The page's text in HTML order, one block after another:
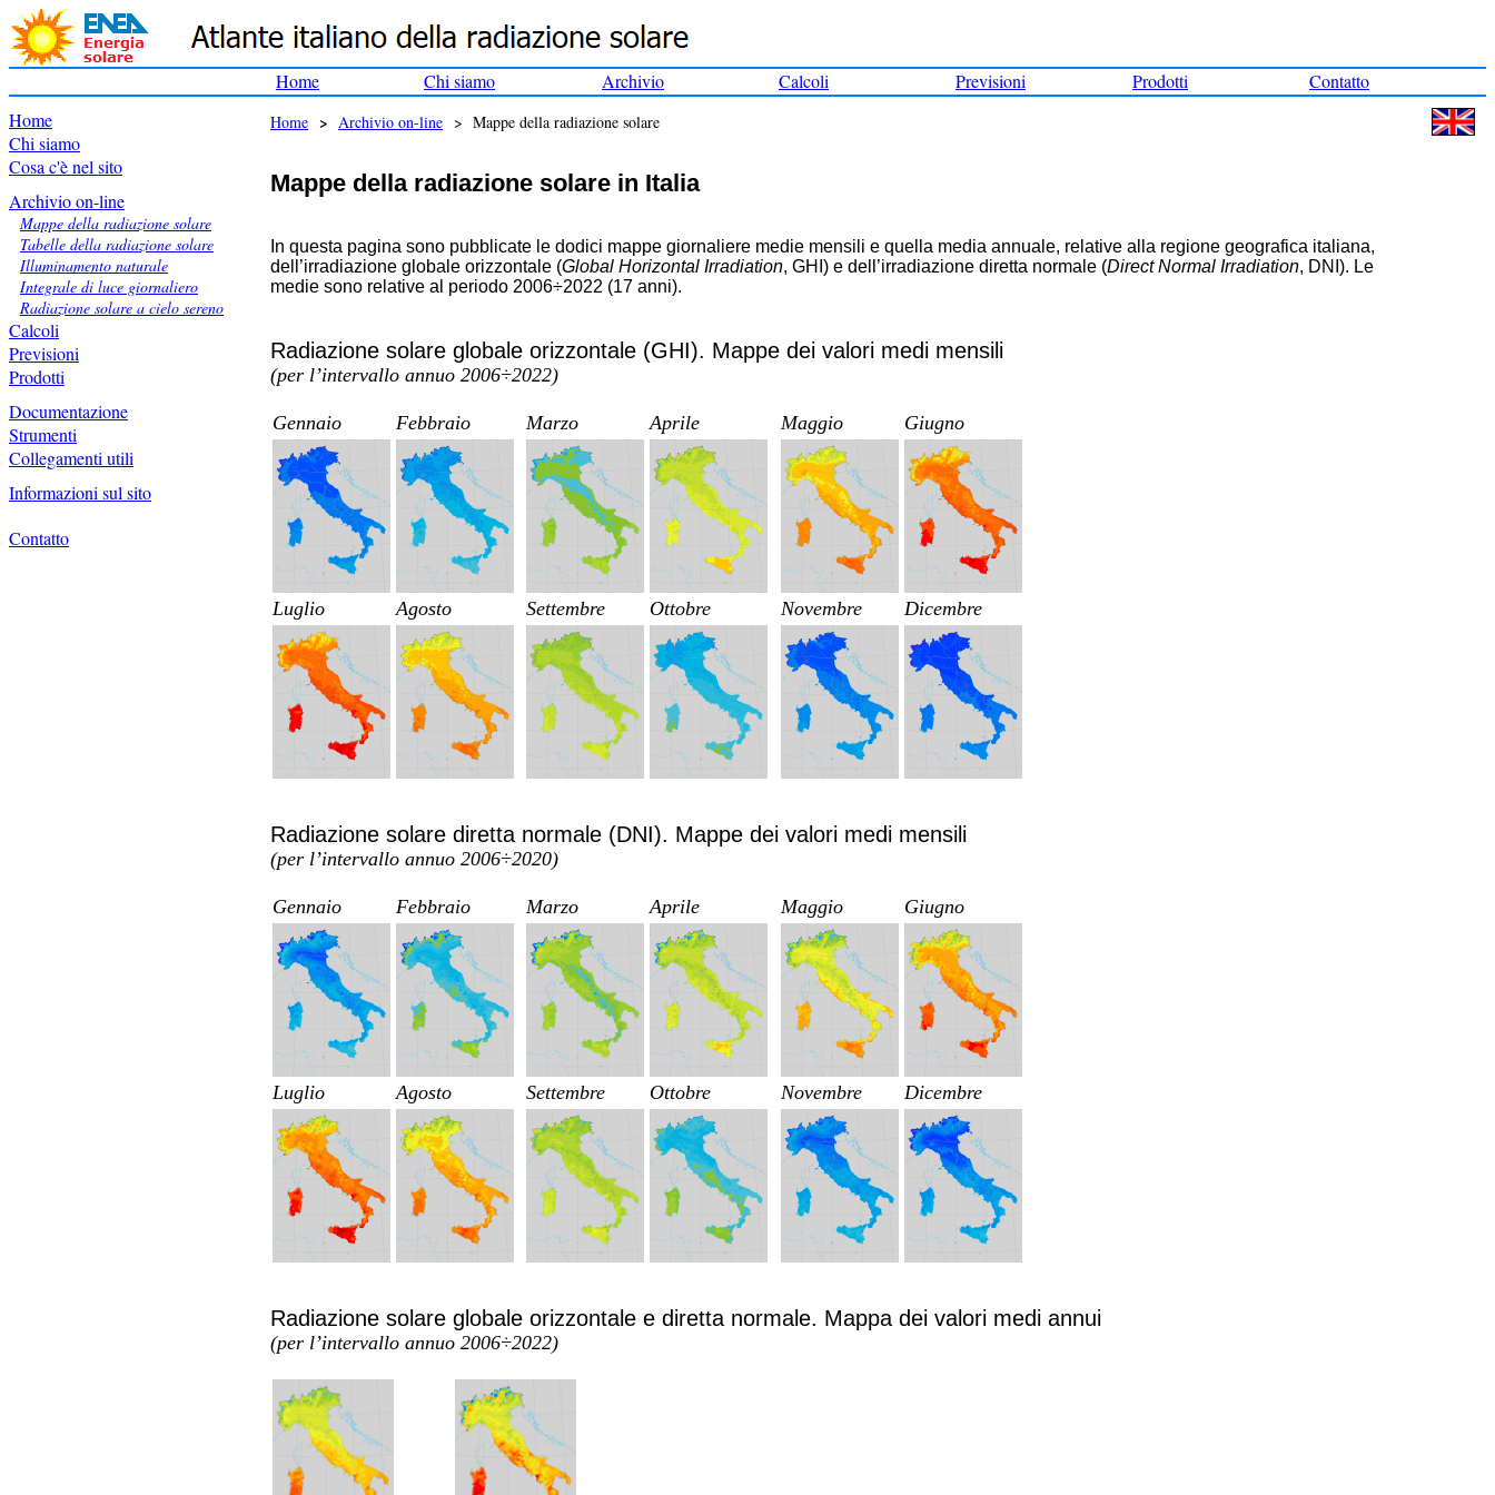
Home Chi siamo Archivio Calcoli Previsioni Prodotti
Contatto
Home
Chi siamo
Cosa c'è nel sito
Archivio on-line
Mappe della radiazione solare
Tabelle della radiazione solare
Illuminamento naturale
Integrale di luce giornaliero
Radiazione solare a cielo sereno
Calcoli
Previsioni
Prodotti
Documentazione
Strumenti
Collegamenti utili
Informazioni sul sito
Contatto
Home > Archivio on-line > Mappe della radiazione solare
Mappe della radiazione solare in Italia
In questa pagina sono pubblicate le dodici mappe giornaliere medie mensili e quella media annuale, relative alla regione geografica italiana,
dell’irradiazione globale orizzontale (Global Horizontal Irradiation, GHI) e dell’irradiazione diretta normale (Direct Normal Irradiation, DNI). Le
medie sono relative al periodo 2006÷2022 (17 anni).
Radiazione solare globale orizzontale (GHI). Mappe dei valori medi mensili
(per l’intervallo annuo 2006÷2022)
Gennaio Febbraio Marzo Aprile Maggio Giugno
Luglio Agosto Settembre Ottobre Novembre Dicembre
Radiazione solare diretta normale (DNI). Mappe dei valori medi mensili
(per l’intervallo annuo 2006÷2020)
Gennaio Febbraio Marzo Aprile Maggio Giugno
Luglio Agosto Settembre Ottobre Novembre Dicembre
Radiazione solare globale orizzontale e diretta normale. Mappa dei valori medi annui
(per l’intervallo annuo 2006÷2022)